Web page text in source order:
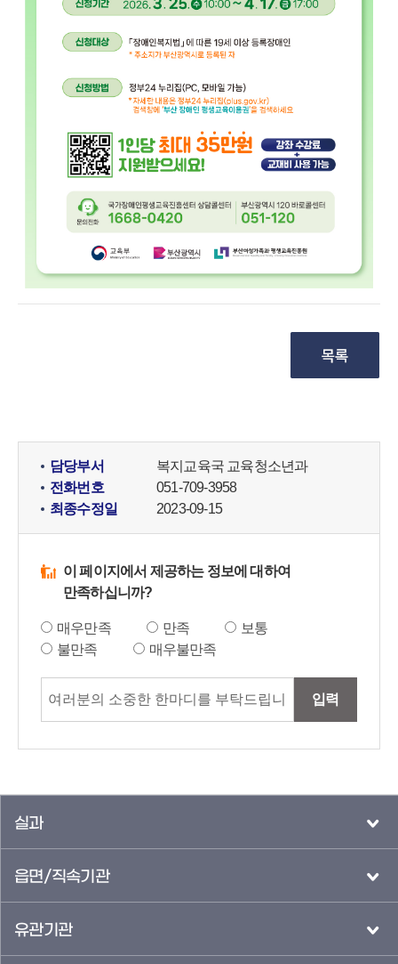
담당부서
복지교육국 교육청소년과
전화번호
051-709-3958
최종수정일
2023-09-15
이 페이지에서 제공하는 정보에 대하여
만족하십니까?
매우만족 만족
보통
불만족
매우불만족
입력
실과
읍면/직속기관
유관기관